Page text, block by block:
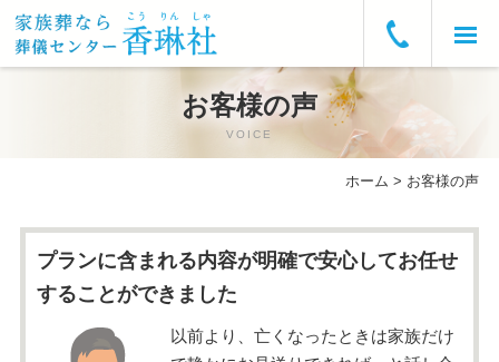
葬儀の流れ
お客様の声
VOICE
ホーム > お客様の声
プランに含まれる内容が明確で安心してお任せ
することができました
以前より、亡くなったときは家族だけ